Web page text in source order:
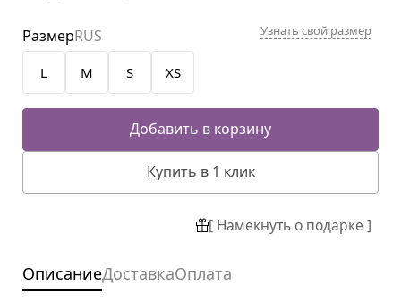
L M S XS
РазмерRUS Узнать свой размер
Добавить в корзину
Купить в 1 клик
[ Намекнуть о подарке ]
ОписаниеДоставкаОплата